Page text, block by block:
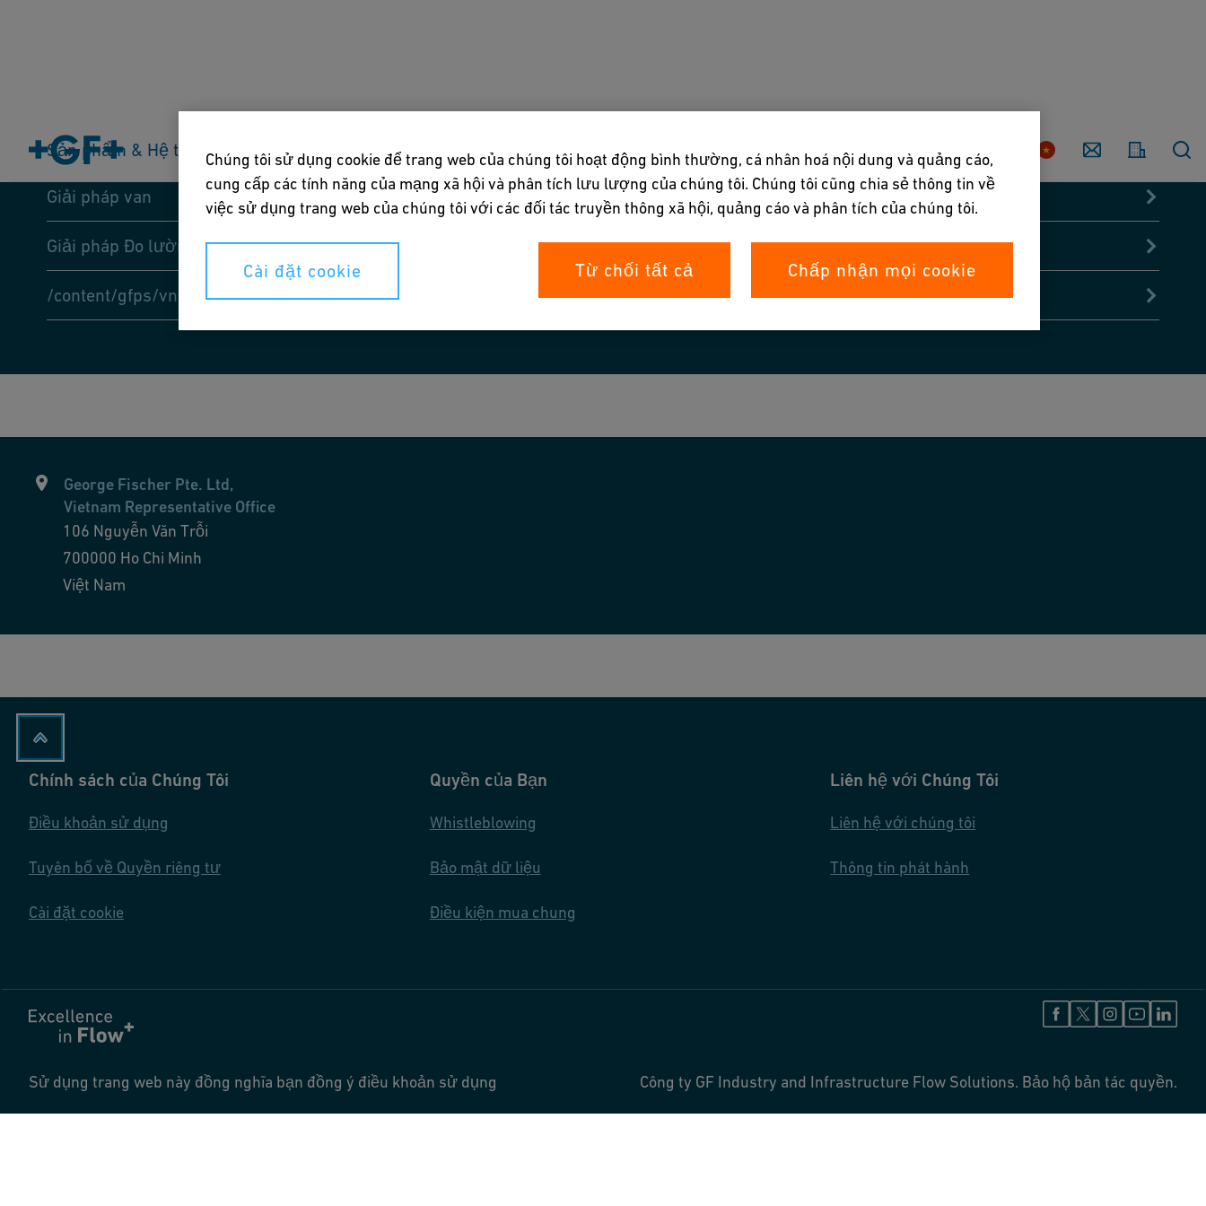
Quốc
tôi
Sản phẩm & Hệ thống Công nghiệp Ứng dụng Tải về & công cụ Về chúng tôi
Giải pháp van
Giải pháp Đo lường
/content/gfps/vn/vi-vn/products-solutions/solutions/jointing-solutions
George Fischer Pte. Ltd,
Vietnam Representative Office
106 Nguyễn Văn Trỗi
700000 Ho Chi Minh
Việt Nam
Chính sách của Chúng Tôi
Điều khoản sử dụng
Tuyên bố về Quyền riêng tư
Cài đặt cookie
Quyền của Bạn
Whistleblowing
Bảo mật dữ liệu
Điều kiện mua chung
Liên hệ với Chúng Tôi
Liên hệ với chúng tôi
Thông tin phát hành
Sử dụng trang web này đồng nghĩa bạn đồng ý điều khoản sử dụng Công ty GF Industry and Infrastructure Flow Solutions. Bảo hộ bản tác quyền.
Chúng tôi sử dụng cookie để trang web của chúng tôi hoạt động bình thường, cá nhân hoá nội dung và quảng cáo,
cung cấp các tính năng của mạng xã hội và phân tích lưu lượng của chúng tôi. Chúng tôi cũng chia sẻ thông tin về
việc sử dụng trang web của chúng tôi với các đối tác truyền thông xã hội, quảng cáo và phân tích của chúng tôi.
Cài đặt cookie Từ chối tất cả Chấp nhận mọi cookie